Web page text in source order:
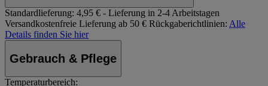
Standardlieferung: 4,95 € - Lieferung in 2-4 Arbeitstagen
Versandkostenfreie Lieferung ab 50 € Rückgaberichtlinien: Alle
Details finden Sie hier
Gebrauch & Pflege
Temperaturbereich: